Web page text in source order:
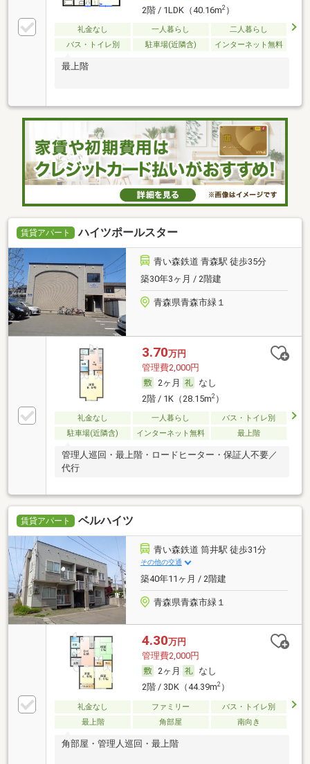
2階 / 1LDK（40.16m2）
礼金なし 一人暮らし
二人暮らし
バス・トイレ別
駐車場(近隣含) インターネット無料
最上階
賃貸アパート ハイツポールスター
青い森鉄道 青森駅 徒歩35分
築30年3ヶ月 / 2階建
青森県青森市緑１
3.70万円
管理費2,000円
2ヶ月
なし
2階 / 1K（28.15m2）
礼金なし 一人暮らし
バス・トイレ別
駐車場(近隣含)
インターネット無料 最上階
管理人巡回・最上階・ロードヒーター・保証人不要／
代行
賃貸アパート ベルハイツ
青い森鉄道 筒井駅 徒歩31分
その他の交通
築40年11ヶ月 / 2階建
青森県青森市緑１
4.30万円
管理費2,000円
2ヶ月
なし
2階 / 3DK（44.39m2）
礼金なし ファミリー
バス・トイレ別
最上階
角部屋 南向き
角部屋・管理人巡回・最上階